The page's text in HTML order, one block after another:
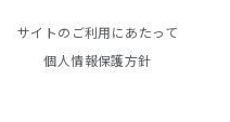
サイトのご利用にあたって
個人情報保護方針